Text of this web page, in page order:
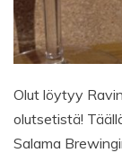
Olut löytyy
olutsetistä!
Salama